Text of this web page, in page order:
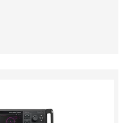
扩展功能，支持极限测试、纹波
嵌入功能，支持线性频率扫描、